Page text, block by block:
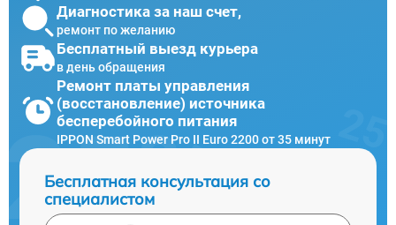
Диагностика за наш счет,
ремонт по желанию
Бесплатный выезд курьера
в день обращения
Ремонт платы управления
(восстановление) источника
бесперебойного питания
IPPON Smart Power Pro II Euro 2200 от 35 минут
Бесплатная консультация со
специалистом